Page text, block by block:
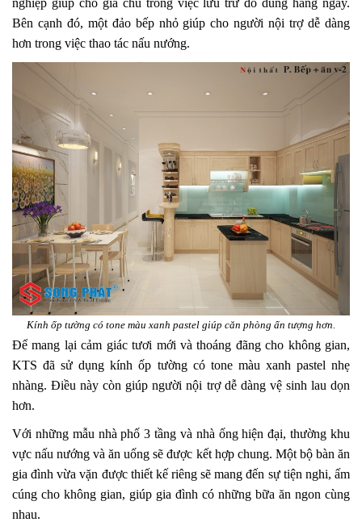
nghiệp giúp cho gia chủ trong việc lưu trữ đồ dùng hàng ngày.
Bên cạnh đó, một đảo bếp nhỏ giúp cho người nội trợ dễ dàng
hơn trong việc thao tác nấu nướng.
Kính ốp tường có tone màu xanh pastel giúp căn phòng ấn tượng hơn.
Để mang lại cảm giác tươi mới và thoáng đãng cho không gian,
KTS đã sử dụng kính ốp tường có tone màu xanh pastel nhẹ
nhàng. Điều này còn giúp người nội trợ dễ dàng vệ sinh lau dọn
hơn.
Với những mẫu nhà phố 3 tầng và nhà ống hiện đại, thường khu
vực nấu nướng và ăn uống sẽ được kết hợp chung. Một bộ bàn ăn
gia đình vừa vặn được thiết kế riêng sẽ mang đến sự tiện nghi, ấm
cúng cho không gian, giúp gia đình có những bữa ăn ngon cùng
nhau.